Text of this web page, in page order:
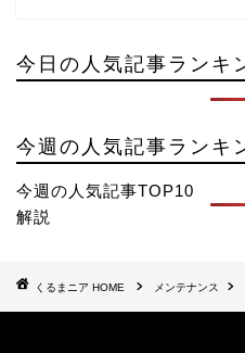
今日の人気記事ラン
今週の人気記事ラン
今週の人気記事TOP10
解説
HOME メンテナンス